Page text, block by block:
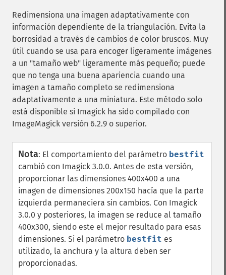
Redimensiona una imagen adaptativamente con
información dependiente de la triangulación. Evita la
borrosidad a través de cambios de color bruscos. Muy
útil cuando se usa para encoger ligeramente imágenes
a un "tamaño web" ligeramente más pequeño; puede
que no tenga una buena apariencia cuando una
imagen a tamaño completo se redimensiona
adaptativamente a una miniatura. Este método solo
está disponible si Imagick ha sido compilado con
ImageMagick versión 6.2.9 o superior.
Nota: El comportamiento del parámetro bestfit
cambió con Imagick 3.0.0. Antes de esta versión,
proporcionar las dimensiones 400x400 a una
imagen de dimensiones 200x150 hacía que la parte
izquierda permaneciera sin cambios. Con Imagick
3.0.0 y posteriores, la imagen se reduce al tamaño
400x300, siendo este el mejor resultado para esas
dimensiones. Si el parámetro bestfit es
utilizado, la anchura y la altura deben ser
proporcionadas.